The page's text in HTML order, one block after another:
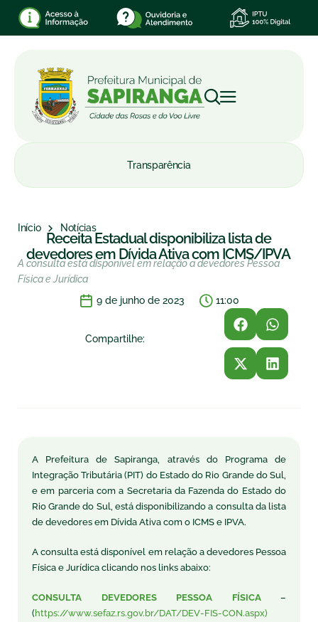
Transparência
Início Notícias
Receita Estadual disponibiliza lista de
devedores em Dívida Ativa com ICMS/IPVA
A consulta está disponível em relação a devedores Pessoa
Física e Jurídica
9 de junho de 2023
11:00
Compartilhe:
A Prefeitura de Sapiranga, através do Programa de
Integração Tributária (PIT) do Estado do Rio Grande do Sul,
e em parceria com a Secretaria da Fazenda do Estado do
Rio Grande do Sul, está disponibilizando a consulta da lista
de devedores em Dívida Ativa com o ICMS e IPVA.
A consulta está disponível em relação a devedores Pessoa
Física e Jurídica clicando nos links abaixo:
CONSULTA DEVEDORES PESSOA FÍSICA
–
(https://www.sefaz.rs.gov.br/DAT/DEV-FIS-CON.aspx)